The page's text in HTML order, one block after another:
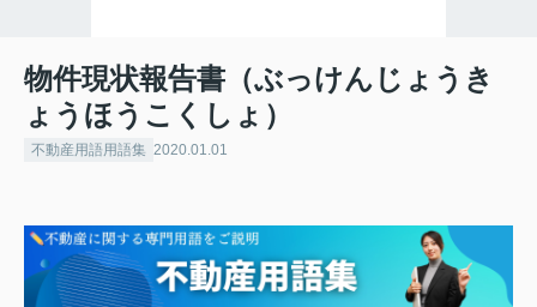
物件現状報告書（ぶっけんじょうき
ょうほうこくしょ）
不動産用語用語集 2020.01.01